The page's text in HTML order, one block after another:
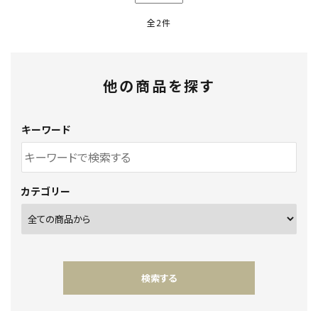
メンテナンスについて
ギャラリー・シーン
納品事例
エキシビジョン・展示会
全2件
他の商品を探す
キーワード
カテゴリー
検索する